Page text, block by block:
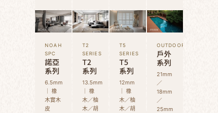
NOAH
SPC
諾亞
系列
6.5mm
｜ 橡
木實木
皮
T2
SERIES
T2
系列
13.5mm
｜ 橡
木／柚
木／胡
T5
SERIES
T5
系列
12mm
｜ 橡
木／柚
木／胡
OUTDOOR
戶外
系列
21mm
／
18mm
／
25mm